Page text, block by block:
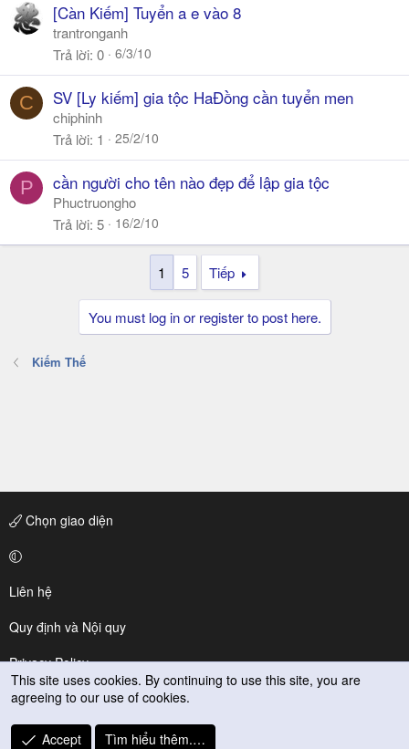
[Càn Kiếm] Tuyển a e vào 8
trantronganh
Trả lời 0 6/3/10
C SV [Ly kiếm] gia tộc HaĐồng cần tuyển men
chiphinh
Trả lời 1 25/2/10
P cần người cho tên nào đẹp để lập gia tộc
Phuctruongho
Trả lời 5 16/2/10
1 5 Tiếp
You must log in or register to post here.
Kiếm Thế
Chọn giao diện
Liên hệ
Quy định và Nội quy
Privacy Policy
Trợ giúp
R
This site uses cookies. By continuing to use this site, you are
agreeing to our use of cookies.
Accept Tìm hiểu thêm.…